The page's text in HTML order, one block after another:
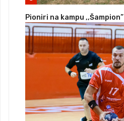
Pioniri na kampu ,,Šampion”